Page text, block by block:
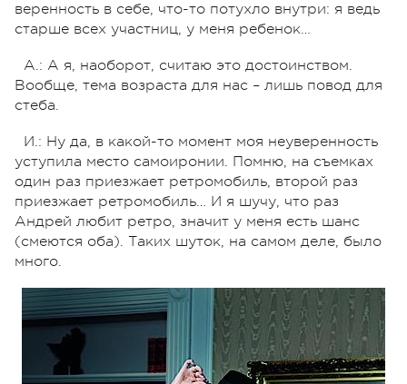
веренность в себе, что-то потухло внутри: я ведь
старше всех участниц, у меня ребенок…
А.: А я, наоборот, считаю это достоинством.
Вообще, тема возраста для нас – лишь повод для
стеба.
И.: Ну да, в какой-то момент моя неуверенность
уступила место самоиронии. Помню, на съемках
один раз приезжает ретромобиль, второй раз
приезжает ретромобиль… И я шучу, что раз
Андрей любит ретро, значит у меня есть шанс
(смеются оба). Таких шуток, на самом деле, было
много.